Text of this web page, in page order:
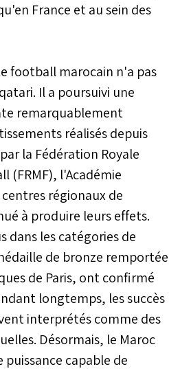
France et au sein des
football marocain n'a pas
Il a poursuivi une
remarquablement
réalisés depuis
la Fédération Royale
(FRMF), l'Académie
régionaux de
à produire leurs effets.
dans les catégories de
de bronze remportée
de Paris, ont confirmé
longtemps, les succès
interprétés comme des
Désormais, le Maroc
capable de